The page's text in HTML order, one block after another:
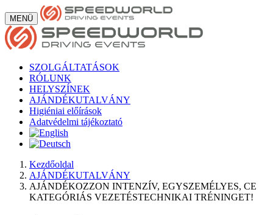
MENÜ
SZOLGÁLTATÁSOK
RÓLUNK
HELYSZÍNEK
AJÁNDÉKUTALVÁNY
Higiéniai előírások
Adatvédelmi tájékoztató
Kezdőoldal
AJÁNDÉKUTALVÁNY
AJÁNDÉKOZZON INTENZÍV, EGYSZEMÉLYES, CE
KATEGÓRIÁS VEZETÉSTECHNIKAI TRÉNINGET!